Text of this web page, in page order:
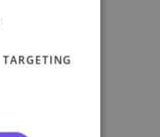
TARGETING